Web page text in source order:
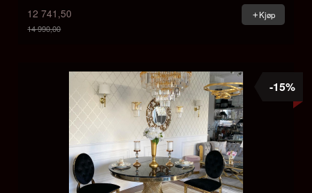
12 741,50
14 990,00
Kjøp
-15%